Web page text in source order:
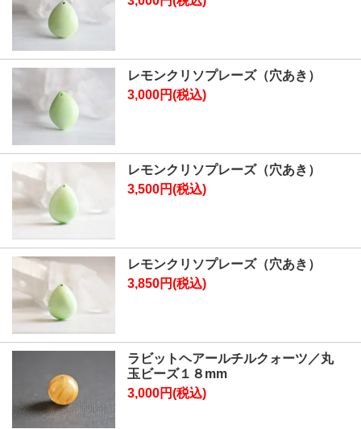
レモンクリソプレーズ（穴あき）
3,000円(税込)
レモンクリソプレーズ（穴あき）
3,500円(税込)
レモンクリソプレーズ（穴あき）
3,850円(税込)
ラビットヘアールチルクォーツ／丸
玉ビーズ１８mm
3,000円(税込)